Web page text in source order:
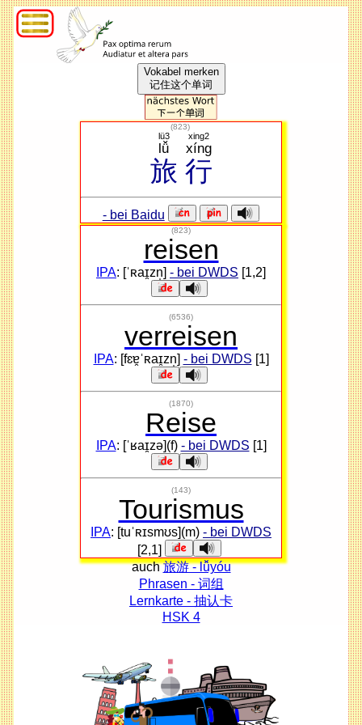
Vokabel merken
记住这个单词
(823)
旅
lǚ
lü3
行
xíng
xing2
- bei Baidu
(823)
reisen
IPA: [ˈʀaɪ̯zn̩] - bei DWDS [1,2]
(6536)
verreisen
IPA: [fɛɐ̯ˈʀaɪ̯zn̩] - bei DWDS [1]
(1870)
Reise
IPA: [ˈʁaɪ̯zə](f) - bei DWDS [1]
(143)
Tourismus
IPA: [tuˈʀɪsmʊs](m) - bei DWDS
[2,1]
auch旅游 - lǚyóu
Phrasen - 词组
Lernkarte - 抽认卡
HSK 4